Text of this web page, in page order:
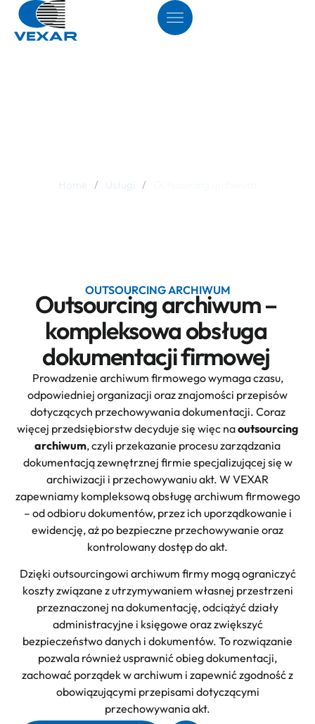
Home / Usługi /
OUTSOURCING ARCHIWUM
Outsourcing archiwum –
kompleksowa obsługa
dokumentacji firmowej
Prowadzenie archiwum firmowego wymaga czasu,
odpowiedniej organizacji oraz znajomości przepisów
dotyczących przechowywania dokumentacji. Coraz
więcej przedsiębiorstw decyduje się więc naoutsourcing
archiwum, czyli przekazanie procesu zarządzania
dokumentacją zewnętrznej firmie specjalizującej się w
archiwizacji i przechowywaniu akt. W VEXAR
zapewniamy kompleksową obsługę archiwum firmowego
– od odbioru dokumentów, przez ich uporządkowanie i
ewidencję, aż po bezpieczne przechowywanie oraz
kontrolowany dostęp do akt.
Dzięki outsourcingowi archiwum firmy mogą ograniczyć
koszty związane z utrzymywaniem własnej przestrzeni
przeznaczonej na dokumentację, odciążyć działy
administracyjne i księgowe oraz zwiększyć
bezpieczeństwo danych i dokumentów. To rozwiązanie
pozwala również usprawnić obieg dokumentacji,
zachować porządek w archiwum i zapewnić zgodność z
obowiązującymi przepisami dotyczącymi
przechowywania akt.